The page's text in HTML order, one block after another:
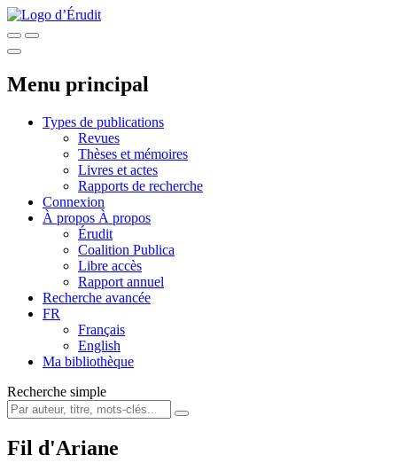
Menu principal
Types de publications
Revues
Thèses et mémoires
Livres et actes
Rapports de recherche
Connexion
À propos À propos
Érudit
Coalition Publica
Libre accès
Rapport annuel
Recherche avancée
FR
Français
English
Ma bibliothèque
Recherche simple
Fil d'Ariane